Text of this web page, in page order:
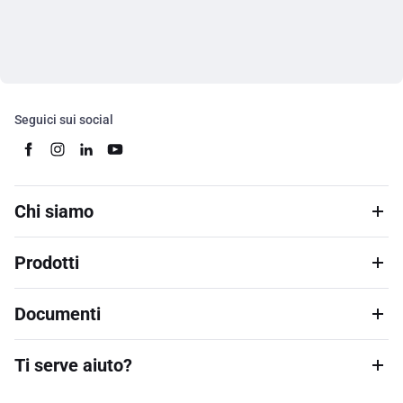
Seguici sui social
Chi siamo
Prodotti
Documenti
Ti serve aiuto?